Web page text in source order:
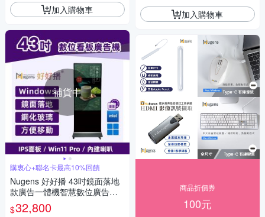
加入購物車
補貨中
購衷心+聯名卡最高10%回饋
Nugens 好好播 43吋鏡面落地
款廣告一體機智慧數位廣告看
板電子海報
$32,800
加入購物車
商品折價券
100元